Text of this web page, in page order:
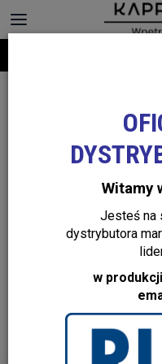
Witamy
Jesteś na
dystrybutora
w